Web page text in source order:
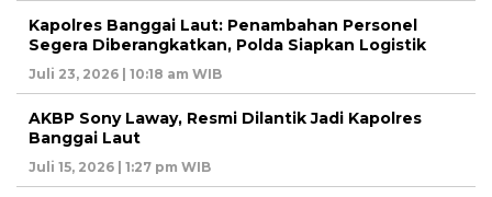
Kapolres Banggai Laut: Penambahan Personel
Segera Diberangkatkan, Polda Siapkan Logistik
Juli 23, 2026 | 10:18 am WIB
AKBP Sony Laway, Resmi Dilantik Jadi Kapolres
Banggai Laut
Juli 15, 2026 | 1:27 pm WIB